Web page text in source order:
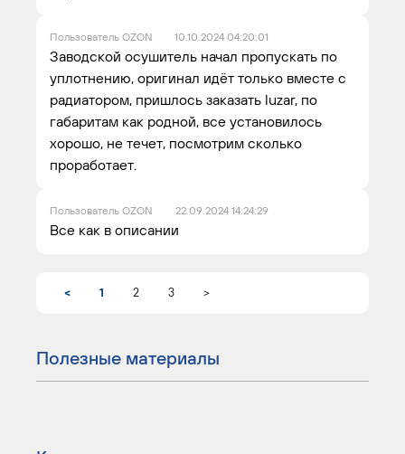
Пользователь OZON 10.10.2024 04:20:01
Заводской осушитель начал пропускать по
уплотнению, оригинал идёт только вместе с
радиатором, пришлось заказать luzar, по
габаритам как родной, все установилось
хорошо, не течет, посмотрим сколько
проработает.
Пользователь OZON 22.09.2024 14:24:29
Все как в описании
< 1 2 3 >
Полезные материалы